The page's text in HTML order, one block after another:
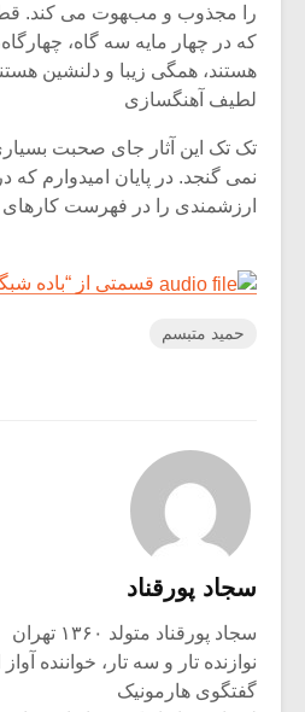
را مجذوب و مبهوت می کند.
که در چهار مایه سه گاه،
هستند، همگی زیبا و دلنشین
لطیف آهنگسازی
تک تک این آثار جای صحبت
نمی گنجد. در پایان امیدوارم که
ارزشمندی را در فهرست کارهای
قسمتی از “باده
حمید متبسم
سجاد پورقناد
سجاد پورقناد متولد ۱۳۶۰ تهران
نوازنده تار و سه تار، خواننده
گفتگوی هارمونیک